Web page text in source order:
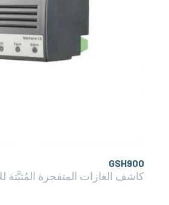
GSH900
كاشف الغازات المتفجرة المُثبَّتة